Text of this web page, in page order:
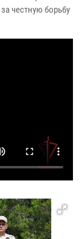
честную борьбу